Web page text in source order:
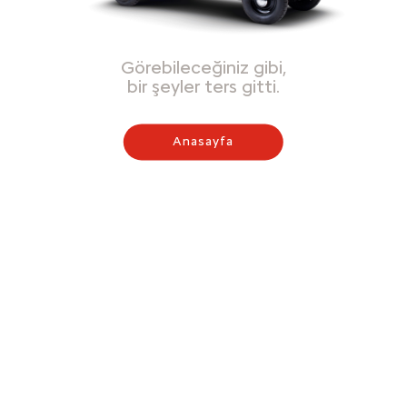
Görebileceğiniz gibi,
bir şeyler ters gitti.
Anasayfa